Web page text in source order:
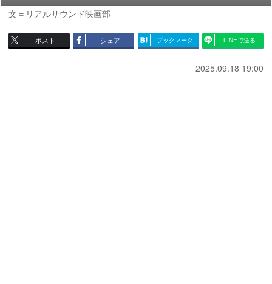
文＝リアルサウンド映画部
ポスト シェア ブックマーク LINEで送る
2025.09.18 19:00